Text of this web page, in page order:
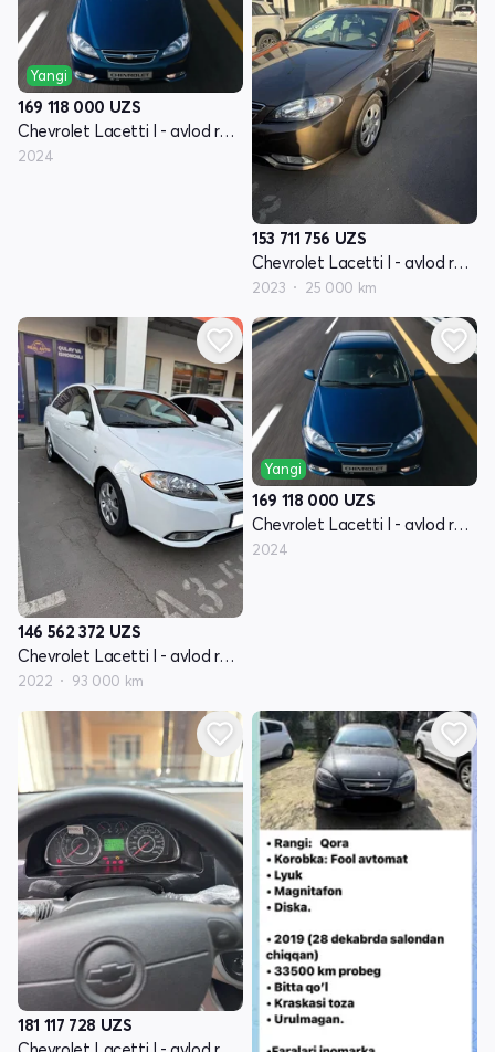
Yangi
169 118 000 UZS
Chevrolet Lacetti I - avlod restyling
2024
153 711 756 UZS
Chevrolet Lacetti I - avlod restyling
2023 25 000 km
146 562 372 UZS
Chevrolet Lacetti I - avlod restyling
2022 93 000 km
Yangi
169 118 000 UZS
Chevrolet Lacetti I - avlod restyling
2024
181 117 728 UZS